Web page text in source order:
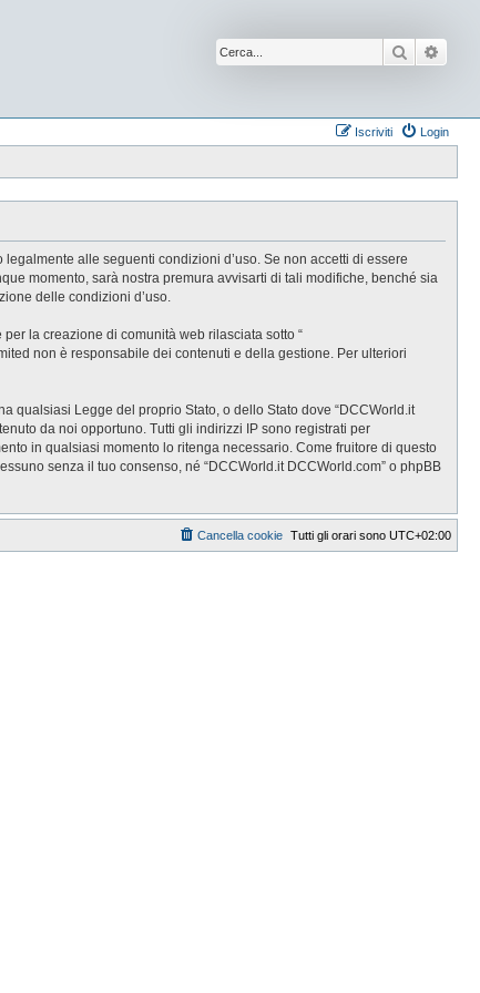
Cerca
Login
Iscriviti
legalmente alle seguenti condizioni d’uso. Se non accetti di essere
momento, sarà nostra premura avvisarti di tali modifiche, benché sia
delle condizioni d’uso.
per la creazione di comunità web rilasciata sotto “
non è responsabile dei contenuti e della gestione. Per ulteriori
qualsiasi Legge del proprio Stato, o dello Stato dove “DCCWorld.it
da noi opportuno. Tutti gli indirizzi IP sono registrati per
in qualsiasi momento lo ritenga necessario. Come fruitore di questo
senza il tuo consenso, né “DCCWorld.it DCCWorld.com” o phpBB
Tutti gli orari sono UTC+02:00
Cancella cookie